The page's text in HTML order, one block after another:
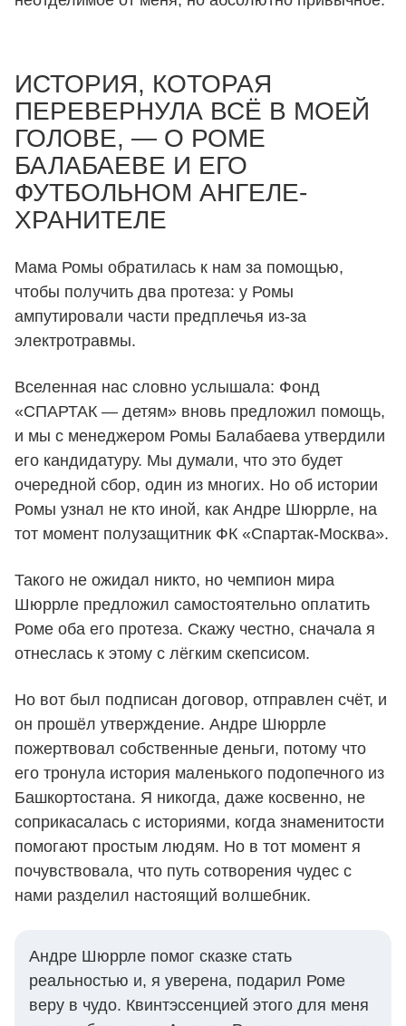
ИСТОРИЯ, КОТОРАЯ
ПЕРЕВЕРНУЛА ВСЁ В МОЕЙ
ГОЛОВЕ, ― О РОМЕ
БАЛАБАЕВЕ И ЕГО
ФУТБОЛЬНОМ АНГЕЛЕ-
ХРАНИТЕЛЕ
Мама Ромы обратилась к нам за помощью,
чтобы получить два протеза: у Ромы
ампутировали части предплечья из-за
электротравмы.
Вселенная нас словно услышала: Фонд
«СПАРТАК — детям» вновь предложил помощь,
и мы с менеджером Ромы Балабаева утвердили
его кандидатуру. Мы думали, что это будет
очередной сбор, один из многих. Но об истории
Ромы узнал не кто иной, как Андре Шюррле, на
тот момент полузащитник ФК «Спартак-Москва».
Такого не ожидал никто, но чемпион мира
Шюррле предложил самостоятельно оплатить
Роме оба его протеза. Скажу честно, сначала я
отнеслась к этому с лёгким скепсисом.
Но вот был подписан договор, отправлен счёт, и
он прошёл утверждение. Андре Шюррле
пожертвовал собственные деньги, потому что
его тронула история маленького подопечного из
Башкортостана. Я никогда, даже косвенно, не
соприкасалась с историями, когда знаменитости
помогают простым людям. Но в тот момент я
почувствовала, что путь сотворения чудес с
нами разделил настоящий волшебник.
Андре Шюррле помог сказке стать
реальностью и, я уверена, подарил Роме
веру в чудо. Квинтэссенцией этого для меня